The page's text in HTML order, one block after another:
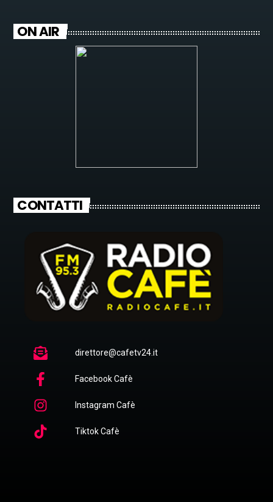
ON AIR
CONTATTI
direttore@cafetv24.it
Facebook Cafè
Instagram Cafè
Tiktok Cafè